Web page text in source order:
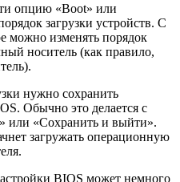
опцию «Boot» или
загрузки устройств. С
можно изменять порядок
носитель (как правило,
нужно сохранить
Обычно это делается с
или «Сохранить и выйти».
загружать операционную
BIOS может немного